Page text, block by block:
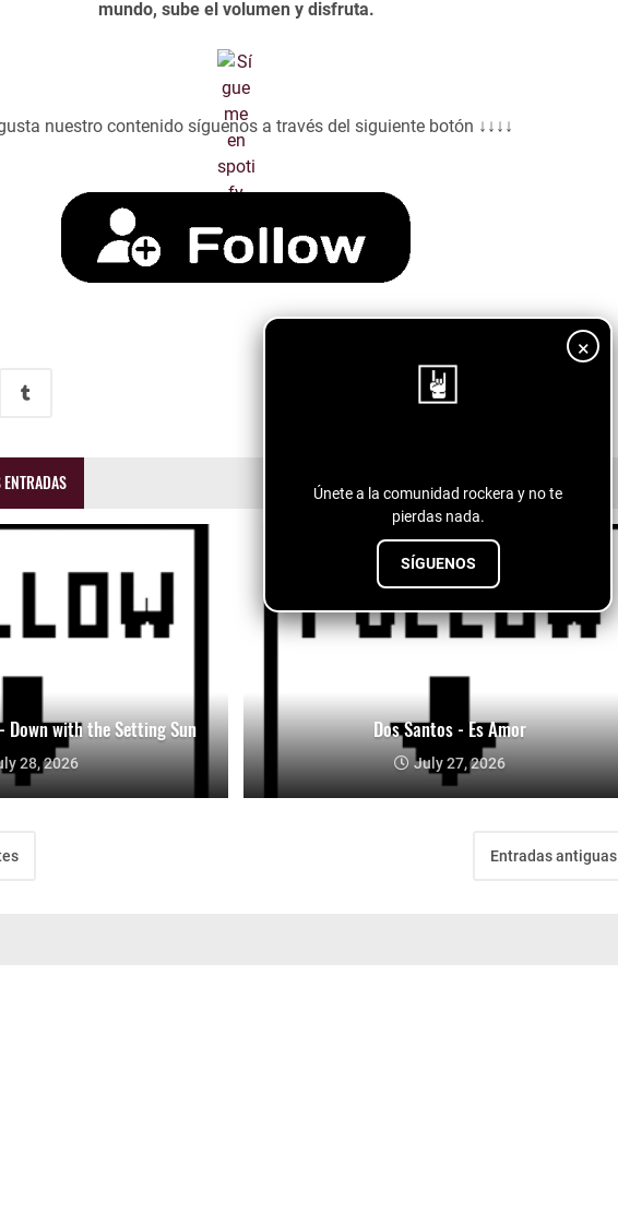
×
Únete a la comunidad rockera y no te
pierdas nada.
SÍGUENOS
mundo, sube el volumen y disfruta.
nuestro contenido síguenos a través del siguiente botón ↓↓↓↓
ENTRADAS
Down with the Setting Sun
28, 2026
Dos Santos - Es Amor
July 27, 2026
Entradas antiguas